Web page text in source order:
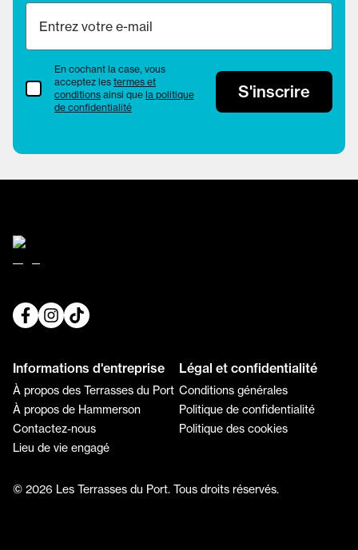
termes et conditions
En cochant la case, vous
acceptez les termes et
conditions ainsi que la politique
de confidentialité
S'inscrire
Informations d'entreprise
À propos des Terrasses du Port
À propos de Hammerson
Contactez-nous
Lieu de vie engagé
Légal et confidentialité
Conditions générales
Politique de confidentialité
Politique des cookies
© 2026 Les Terrasses du Port. Tous droits réservés.